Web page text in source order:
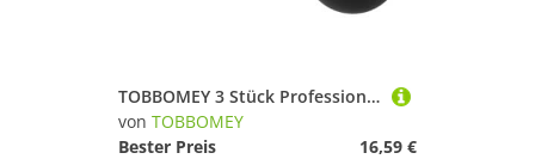
TOBBOMEY 3 Stück Professionelle Squashbälle Doppelgelber Markierung Langsame Geschwindigkeit Trainingsball Hoher Sprung für Wettkampf und Praxis für Englische Courts
von TOBBOMEY
Bester Preis
16,59 €